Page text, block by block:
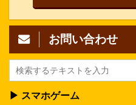
お問い合わせ
▶ スマホゲーム